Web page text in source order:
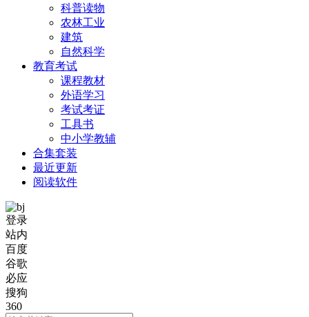
科普读物
农林工业
建筑
自然科学
教育考试
课程教材
外语学习
考试考证
工具书
中小学教辅
合集套装
最近更新
阅读软件
登录
站内
百度
谷歌
必应
搜狗
360